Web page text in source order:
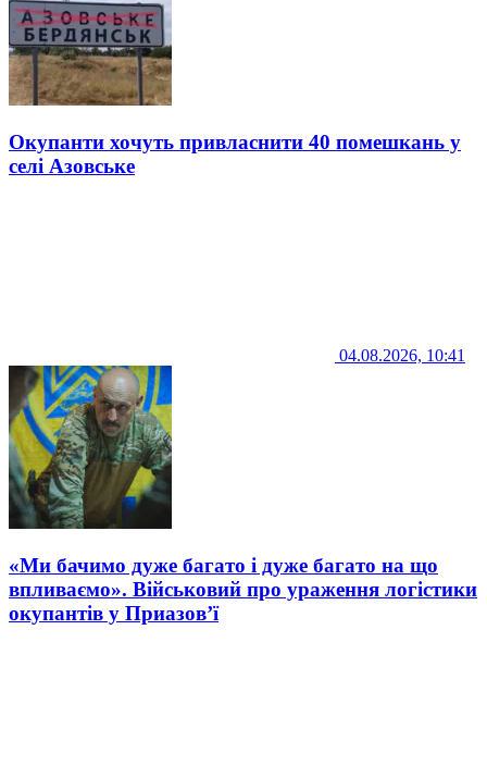
Окупанти хочуть привласнити 40 помешкань у
селі Азовське
04.08.2026, 10:41
«Ми бачимо дуже багато і дуже багато на що
впливаємо». Військовий про ураження логістики
окупантів у Приазов’ї